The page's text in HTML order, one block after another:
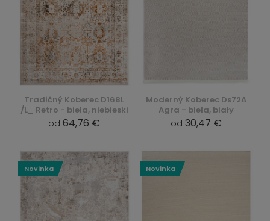
Tradičný Koberec D168L
/L_ Retro - biela, niebieski
od 64,76 €
Moderný Koberec Ds72A
Agra - biela, biały
od 30,47 €
Novinka Novinka